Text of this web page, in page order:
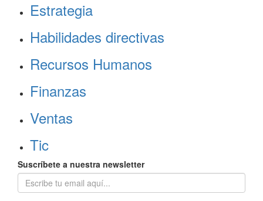
Estrategia
Habilidades directivas
Recursos Humanos
Finanzas
Ventas
Tic
Suscríbete a nuestra newsletter